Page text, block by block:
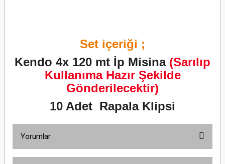
Set içeriği ;
Kendo 4x 120 mt İp Misina (Sarılıp
Kullanıma Hazır Şekilde
Gönderilecektir)
10 Adet Rapala Klipsi
Yorumlar